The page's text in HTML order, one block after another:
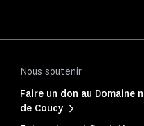
Nous soutenir
Faire un don au Domaine
de Coucy